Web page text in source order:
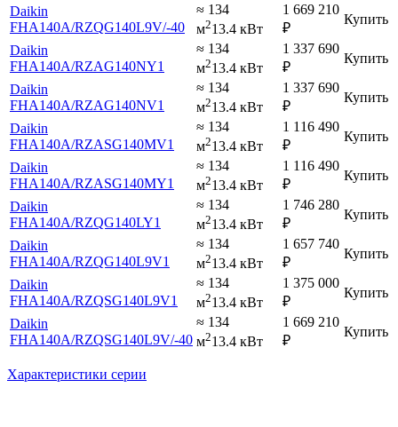
Daikin
FHA140A/RZQG140L9V/-40
≈ 134
м213.4 кВт
1 669 210
₽
Купить
Daikin
FHA140A/RZAG140NY1
≈ 134
м213.4 кВт
1 337 690
₽
Купить
Daikin
FHA140A/RZAG140NV1
≈ 134
м213.4 кВт
1 337 690
₽
Купить
Daikin
FHA140A/RZASG140MV1
≈ 134
м213.4 кВт
1 116 490
₽
Купить
Daikin
FHA140A/RZASG140MY1
≈ 134
м213.4 кВт
1 116 490
₽
Купить
Daikin
FHA140A/RZQG140LY1
≈ 134
м213.4 кВт
1 746 280
₽
Купить
Daikin
FHA140A/RZQG140L9V1
≈ 134
м213.4 кВт
1 657 740
₽
Купить
Daikin
FHA140A/RZQSG140L9V1
≈ 134
м213.4 кВт
1 375 000
₽
Купить
Daikin
FHA140A/RZQSG140L9V/-40
≈ 134
м213.4 кВт
1 669 210
₽
Купить
Характеристики серии